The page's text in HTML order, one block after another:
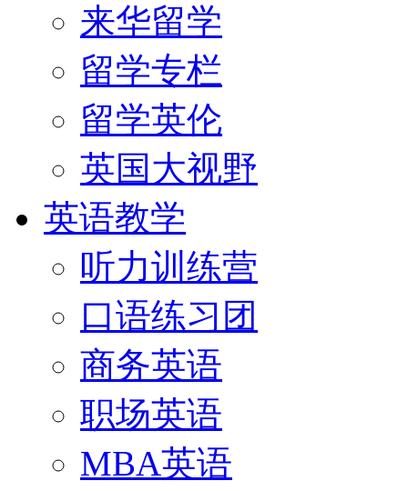
来华留学
留学专栏
留学英伦
英国大视野
英语教学
听力训练营
口语练习团
商务英语
职场英语
MBA英语